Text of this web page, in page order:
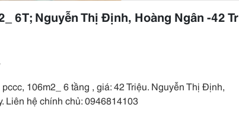
6T; Nguyễn Thị Định, Hoàng Ngân -42 Tr
106m2_ 6 tầng , giá: 42 Triệu. Nguyễn Thị Định,
Liên hệ chính chủ: 0946814103